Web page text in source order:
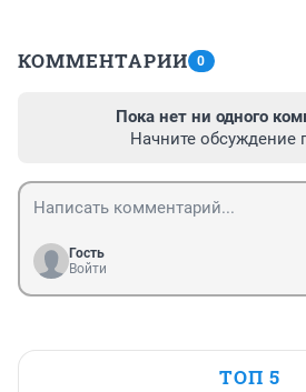
КОММЕНТАРИИ 0
Пока нет ни одного
Начните обсуждение
Гость
Войти
ТОП 5